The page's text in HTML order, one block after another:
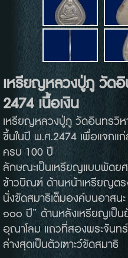
เหรียญหลวงปู่ภู วัด
2474 เนื้อเงิน
เหรียญหลวงปู่ภู วัดอินทรวิห
ขึ้นในปี พ.ศ.2474 เพื่อแจกแ
ครบ 100 ปี
ลักษณะเป็นเหรียญแบบพัดย
ข้าวบิณฑ์ ด้านหน้าเหรียญตร
นั่งขัดสมาธิเต็มองค์บนอาสน
๑๐๐ ปี” ด้านหลังเหรียญเป็น
อุณาโลม แถวที่สองพระจันท
ล่างสุดเป็นตัวเฑาะว์ขัดสมาธิ